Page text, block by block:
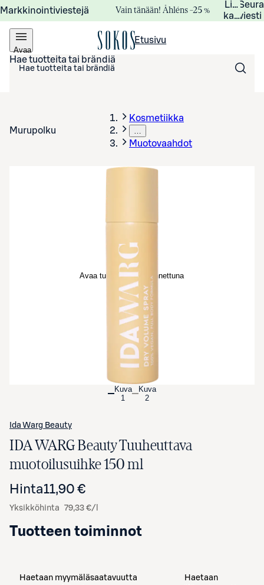
Markkinointiviestejä Vain tänään! Åhléns –25 %
viesti
Avaa
valikko
Etusivu
Hae tuotteita tai brändiä
Murupolku
Kosmetiikka
…
Muotovaahdot
Avaa tuotekuva suurennettuna
Kuva
1
Kuva
2
Ida Warg Beauty
IDA WARG Beauty Tuuheuttava
muotoilusuihke 150 ml
Hinta11,90 €
Yksikköhinta 79,33 €/l
Tuotteen toiminnot
Haetaan myymäläsaatavuutta
Haetaan